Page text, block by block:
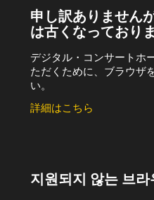
申し訳ありません
は古くなっており
デジタル・コンサートホ
ただくために、ブラウザ
い。
詳細はこちら
지원되지 않는 브